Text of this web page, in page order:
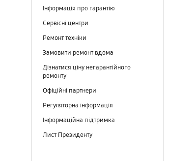
Інформація про гарантію
Сервісні центри
Ремонт техніки
Замовити ремонт вдома
Дізнатися ціну негарантійного
ремонту
Офіційні партнери
Регуляторна інформація
Інформаційна підтримка
Лист Президенту